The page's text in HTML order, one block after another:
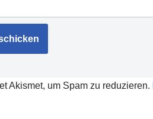
Akismet, um Spam zu reduzieren.